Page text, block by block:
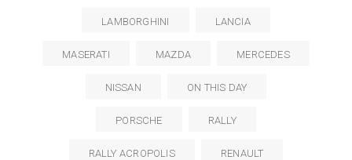
LAMBORGHINI LANCIA
MASERATI MAZDA MERCEDES
NISSAN ON THIS DAY
PORSCHE RALLY
RALLY ACROPOLIS RENAULT